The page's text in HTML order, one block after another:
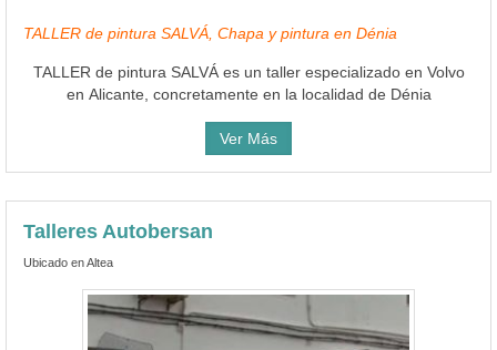
TALLER de pintura SALVÁ, Chapa y pintura en Dénia
TALLER de pintura SALVÁ es un taller especializado en Volvo
en Alicante, concretamente en la localidad de Dénia
Ver Más
Talleres Autobersan
Ubicado en Altea